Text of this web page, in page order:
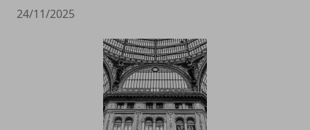
24/11/2025